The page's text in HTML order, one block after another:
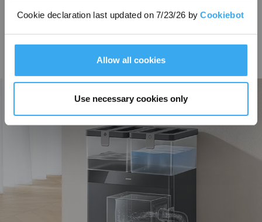
Cookie declaration last updated on 7/23/26 byCookiebot
Allow all cookies
Use necessary cookies only
OZMO Turbo 2.0
potente delle macchie e un rifornimento continuo di acqua per pavimenti